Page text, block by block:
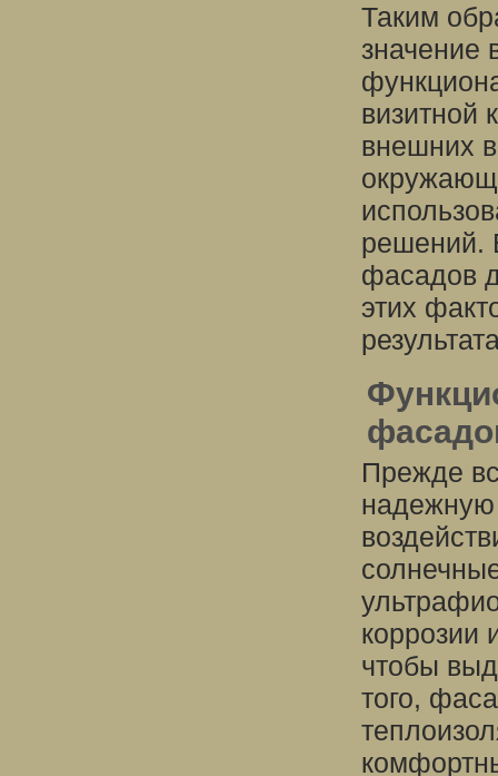
Таким
значение
визитной
внешних
решений.
фасадов
этих
Прежде
надежную
коррозии
чтобы
того,